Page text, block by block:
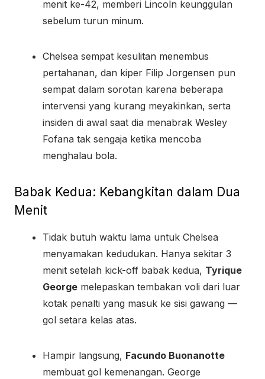
menit ke-42, memberi Lincoln keunggulan
sebelum turun minum.
Chelsea sempat kesulitan menembus
pertahanan, dan kiper Filip Jorgensen pun
sempat dalam sorotan karena beberapa
intervensi yang kurang meyakinkan, serta
insiden di awal saat dia menabrak Wesley
Fofana tak sengaja ketika mencoba
menghalau bola.
Babak Kedua: Kebangkitan dalam Dua
Menit
Tidak butuh waktu lama untuk Chelsea
menyamakan kedudukan. Hanya sekitar 3
menit setelah kick-off babak kedua, Tyrique
George melepaskan tembakan voli dari luar
kotak penalti yang masuk ke sisi gawang —
gol setara kelas atas.
Hampir langsung, Facundo Buonanotte
membuat gol kemenangan. George